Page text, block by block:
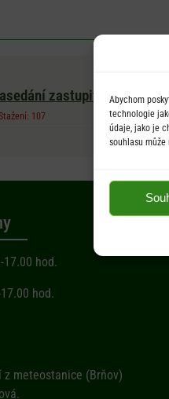
Abychom
technologie
údaje, jako je
souhlasu
zastupitelstva
107
hod.
hod.
meteostanice (Brňov)